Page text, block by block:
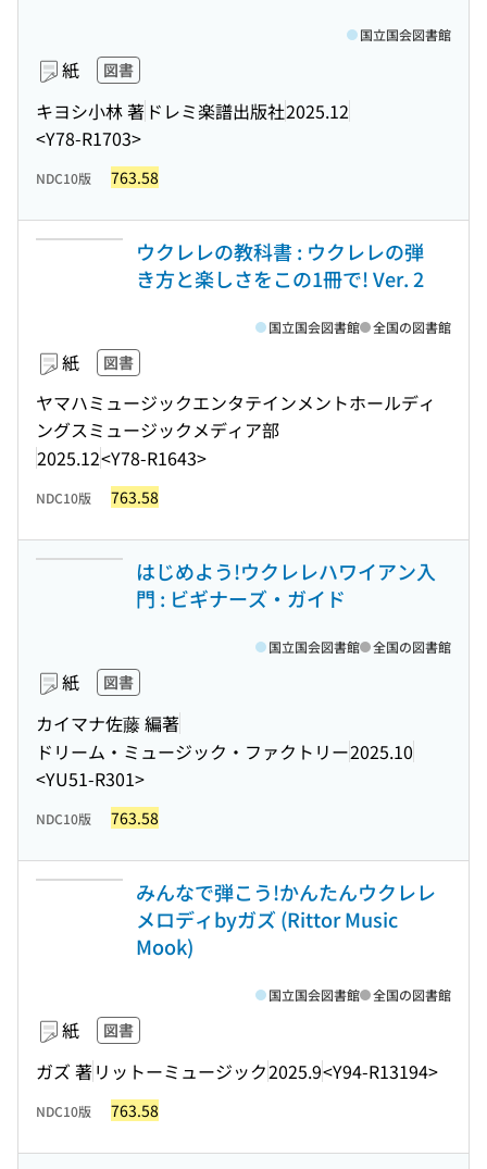
紙 図書
キヨシ小林 著 ドレミ楽譜出版社2025.12
<Y78-R1703>
国立国会図書館
NDC10版 763.58
ウクレレの教科書 : ウクレレの弾
き方と楽しさをこの1冊で! Ver. 2
紙 図書
ヤマハミュージックエンタテインメントホールディ
ングスミュージックメディア部
2025.12<Y78-R1643>
国立国会図書館 全国の図書館
NDC10版 763.58
はじめよう!ウクレレハワイアン入
門 : ビギナーズ・ガイド
紙 図書
カイマナ佐藤 編著
ドリーム・ミュージック・ファクトリー2025.10
<YU51-R301>
国立国会図書館 全国の図書館
NDC10版 763.58
みんなで弾こう!かんたんウクレレ
メロディbyガズ (Rittor Music
Mook)
紙 図書
ガズ 著リットーミュージック2025.9<Y94-R13194>
国立国会図書館 全国の図書館
NDC10版 763.58